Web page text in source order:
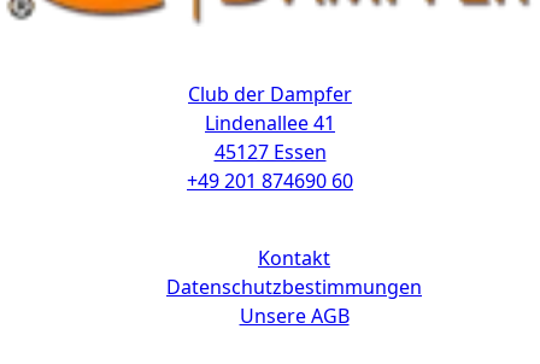
Club der Dampfer
Lindenallee 41
45127 Essen
+49 201 874690 60
Kontakt
Datenschutzbestimmungen
Unsere AGB